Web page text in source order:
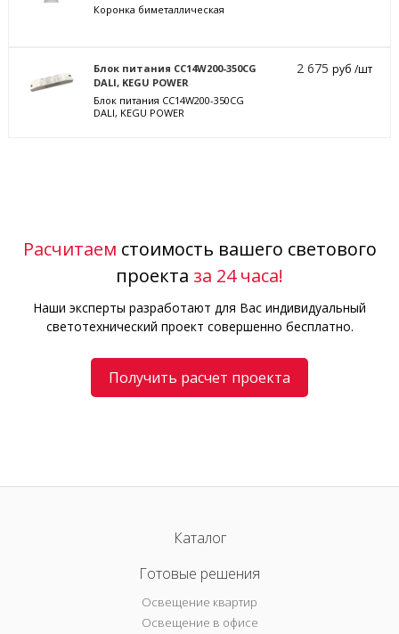
Коронка биметаллическая
Блок питания CC14W200-350CG
DALI, KEGU POWER
Блок питания CC14W200-350CG
DALI, KEGU POWER
2 675руб /шт
Расчитаем стоимость вашего светового
проекта за 24 часа!
Наши эксперты разработают для Вас индивидуальный
светотехнический проект совершенно бесплатно.
Получить расчет проекта
Каталог
Готовые решения
Освещение квартир
Освещение в офисе